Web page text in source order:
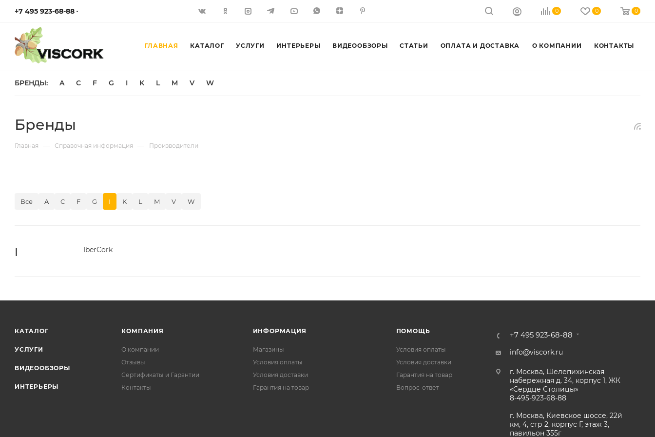
+7 495 923-68-88 0 0 0
ГЛАВНАЯ КАТАЛОГ УСЛУГИ ИНТЕРЬЕРЫ ВИДЕООБЗОРЫ СТАТЬИ ОПЛАТА И ДОСТАВКА О КОМПАНИИ КОНТАКТЫ
БРЕНДЫ: A C F G I K L M V W
Бренды
Главная — Справочная информация — Производители
Все A C F G I K L M V W
I IberCork
КАТАЛОГ
УСЛУГИ
ВИДЕООБЗОРЫ
ИНТЕРЬЕРЫ
КОМПАНИЯ
О компании
Отзывы
Сертификаты и Гарантии
Контакты
ИНФОРМАЦИЯ
Магазины
Условия оплаты
Условия доставки
Гарантия на товар
ПОМОЩЬ
Условия оплаты
Условия доставки
Гарантия на товар
Вопрос-ответ
+7 495 923-68-88
info@viscork.ru
г. Москва, Шелепихинская
набережная д. 34, корпус 1, ЖК
«Сердце Столицы»
8-495-923-68-88
г. Москва, Киевское шоссе, 22й
км, 4, стр 2, корпус Г, этаж 3,
павильон 355г